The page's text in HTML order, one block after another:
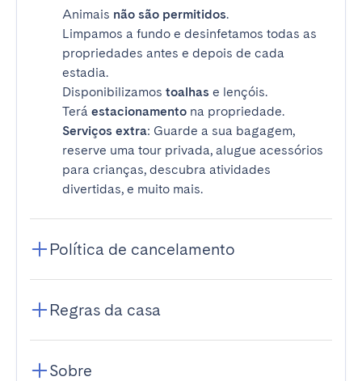
Animais não são permitidos.
Limpamos a fundo e desinfetamos todas as
propriedades antes e depois de cada
estadia.
Disponibilizamos toalhas e lençóis.
Terá estacionamento na propriedade.
Serviços extra: Guarde a sua bagagem,
reserve uma tour privada, alugue acessórios
para crianças, descubra atividades
divertidas, e muito mais.
Política de cancelamento
Regras da casa
Sobre